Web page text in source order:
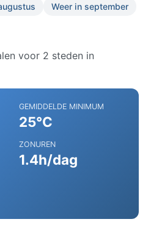
Weer in september
voor 2 steden in
GEMIDDELDE MINIMUM
25°C
ZONUREN
1.4h/dag